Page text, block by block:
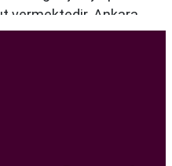
vermektedir. Ankara
sorunu yaşayan
bir yaklaşımla
Modern
çiftlere
sunmayı amaçlar.